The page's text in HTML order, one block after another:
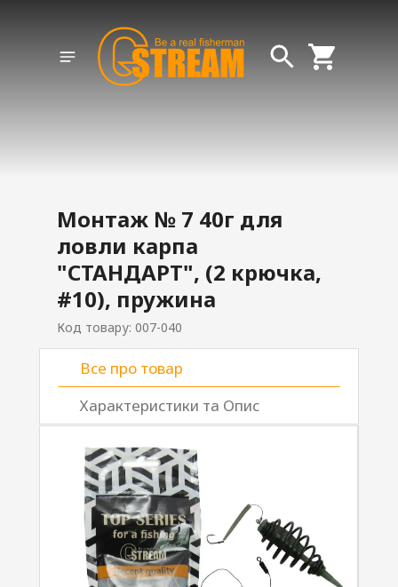
Монтаж № 7 40г для
ловли карпа
"СТАНДАРТ", (2 крючка,
#10), пружина
Код товару: 007-040
Все про товар
Характеристики та Опис